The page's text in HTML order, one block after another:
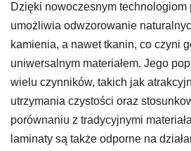
Dzięki nowoczesnym technologiom
umożliwia odwzorowanie
kamienia, a nawet tkanin, co czyni
uniwersalnym materiałem. Jego
wielu czynników, takich jak
utrzymania czystości oraz
porównaniu z tradycyjnymi
laminaty są także odporne na